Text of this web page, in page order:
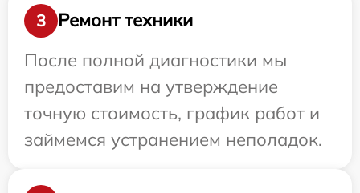
3
Ремонт техники
После полной диагностики мы
предоставим на утверждение
точную стоимость, график работ и
займемся устранением неполадок.